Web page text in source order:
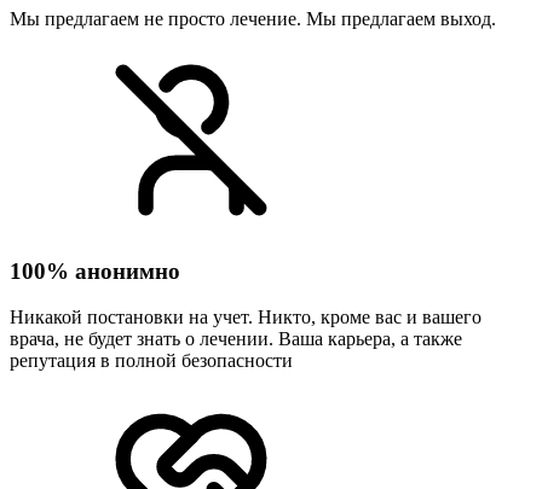
Мы предлагаем не просто лечение. Мы предлагаем выход.
100% анонимно
Никакой постановки на учет. Никто, кроме вас и вашего
врача, не будет знать о лечении. Ваша карьера, а также
репутация в полной безопасности